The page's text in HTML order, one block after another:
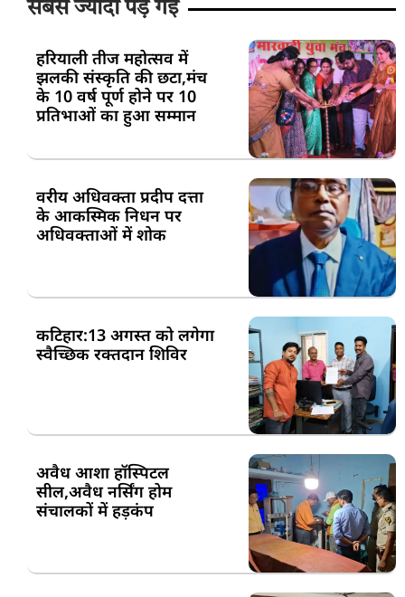
सबसे ज्यादा पड़ गई
हरियाली तीज महोत्सव में
झलकी संस्कृति की छटा,मंच
के 10 वर्ष पूर्ण होने पर 10
प्रतिभाओं का हुआ सम्मान
वरीय अधिवक्ता प्रदीप दत्ता
के आकस्मिक निधन पर
अधिवक्ताओं में शोक
कटिहार:13 अगस्त को लगेगा
स्वैच्छिक रक्तदान शिविर
अवैध आशा हॉस्पिटल
सील,अवैध नर्सिंग होम
संचालकों में हड़कंप